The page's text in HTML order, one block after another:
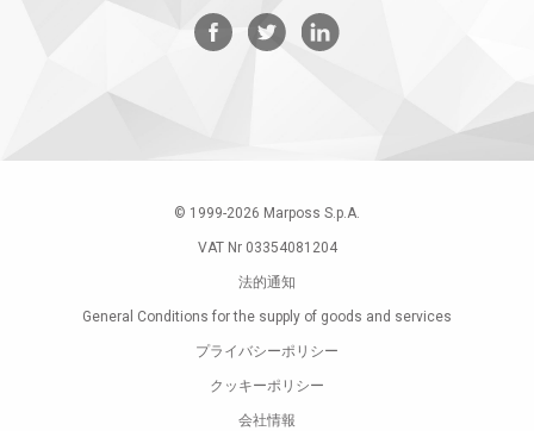
© 1999-2026 Marposs S.p.A.
VAT Nr 03354081204
法的通知
General Conditions for the supply of goods and services
プライバシーポリシー
クッキーポリシー
会社情報